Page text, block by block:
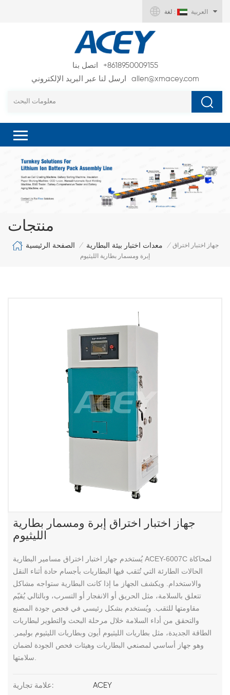
لغة : العربية
اتصل بنا
+8618950009155
ارسل لنا عبر البريد الإلكتروني
allen@xmacey.com
منتجات
الصفحة الرئيسية / معدات اختبار بيئة البطارية / جهاز اختبار اختراق
إبرة ومسمار بطارية الليثيوم
جهاز اختبار اختراق إبرة ومسمار بطارية
الليثيوم
يُستخدم جهاز اختبار اختراق مسامير البطارية ACEY-6007C لمحاكاة
الحالات الطارئة التي تُثقب فيها البطاريات بأجسام حادة أثناء النقل
والاستخدام. ويكشف الجهاز ما إذا كانت البطارية ستواجه مشاكل
تتعلق بالسلامة، مثل الحريق أو الانفجار أو التسرب، وبالتالي يُقيّم
مقاومتها للثقب. ويُستخدم بشكل رئيسي في فحص جودة المصنع
والتحقق من أداء السلامة خلال مرحلة البحث والتطوير لبطاريات
الطاقة الجديدة، مثل بطاريات الليثيوم أيون وبطاريات الليثيوم بوليمر.
وهو جهاز أساسي لمصنعي البطاريات وهيئات فحص الجودة لضمان
علامة تجارية: ACEY